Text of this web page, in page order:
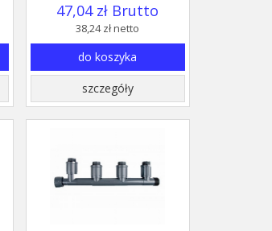
47,04 zł Brutto
38,24 zł netto
do koszyka
szczegóły